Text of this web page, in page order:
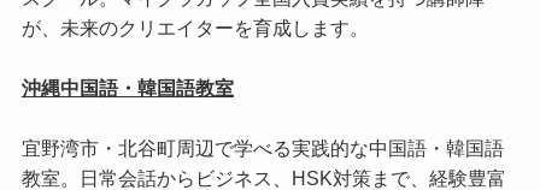
が、未来のクリエイターを育成します。
沖縄中国語・韓国語教室
宜野湾市・北谷町周辺で学べる実践的な中国語・韓国語
教室。日常会話からビジネス、HSK対策まで、経験豊富